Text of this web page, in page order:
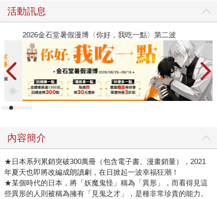
活動訊息
2026金石堂暑假漫博〈你好，我吃一點〉第二波
內容簡介
★日本系列累銷突破300萬冊（包含電子書、漫畫銷量），2021
年夏天也即將改編成朗讀劇，在日掀起一波幸福狂潮！
★某個時代的日本，將「妖魔鬼怪」稱為「異形」，而看得見這
些異形的人則被稱為擁有「見鬼之才」，是種非常珍貴的能力。